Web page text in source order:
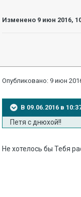
Изменено 9 июн 2016,
Опубликовано: 9 июн
В 09.06.2016 в
Петя с днюхой!!
Не хотелось бы Тебя